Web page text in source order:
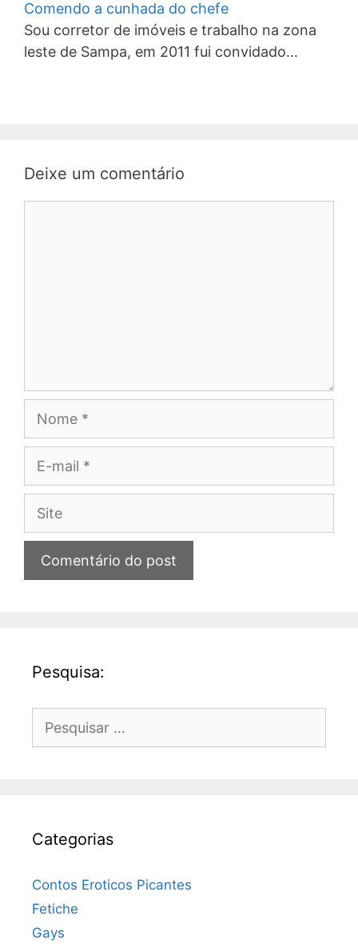
Comendo a cunhada do chefe
Sou corretor de imóveis e trabalho na zona
leste de Sampa, em 2011 fui convidado…
Deixe um comentário
Site
Pesquisa:
por:
Categorias
Contos Eroticos Picantes
Fetiche
Gays